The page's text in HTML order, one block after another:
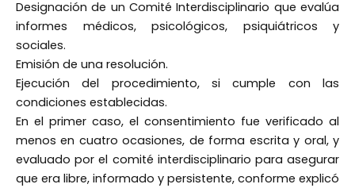
Designación de un Comité Interdisciplinario que evalúa
informes médicos, psicológicos, psiquiátricos y
sociales.
Emisión de una resolución.
Ejecución del procedimiento, si cumple con las
condiciones establecidas.
En el primer caso, el consentimiento fue verificado al
menos en cuatro ocasiones, de forma escrita y oral, y
evaluado por el comité interdisciplinario para asegurar
que era libre, informado y persistente, conforme explicó